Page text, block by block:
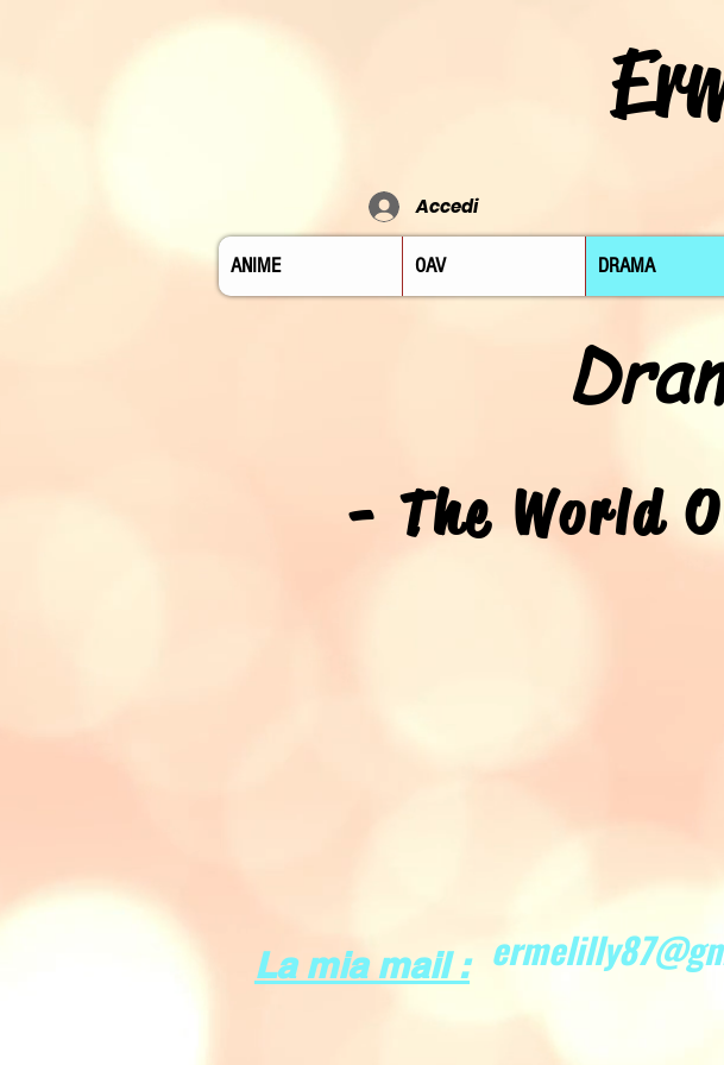
Accedi
ANIME OAV DRAMA
- The World
La mia mail :